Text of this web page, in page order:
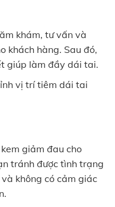
khám, tư vấn và
khách hàng. Sau đó,
giúp làm đầy dái tai.
vị trí tiêm dái tai
giảm đau cho
tránh được tình trạng
không có cảm giác